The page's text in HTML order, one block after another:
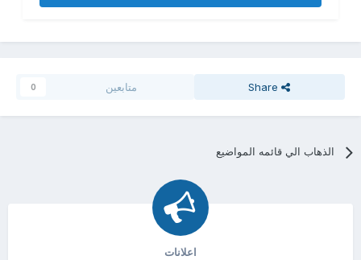
Share متابعين 0
الذهاب الي قائمه المواضيع
اعلانات